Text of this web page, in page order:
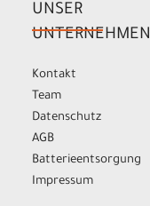
UNSER
UNTERNEHMEN
Kontakt
Team
Datenschutz
AGB
Batterieentsorgung
Impressum